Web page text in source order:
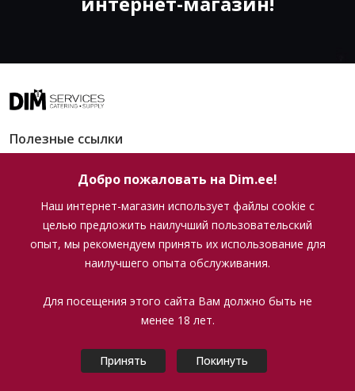
Полезные ссылки
Добро пожаловать на Dim.ee!
Наш интернет-магазин использует файлы cookie с
целью предложить наилучший пользовательский
опыт, мы рекомендуем принять их использование для
наилучшего опыта обслуживания.
Для посещения этого сайта Вам должно быть не
менее 18 лет.
Принять Покинуть
Внимание! Это алкоголь. Алкоголь может навредить
Вашему здоровью!
© 2026 D.I.M. SERVICES OÜ. Все права защищены.
D.I.M. SERVICES OÜ
+372 502 74 20
info@dim.ee